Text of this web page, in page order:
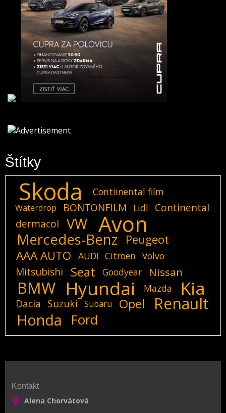
Štítky
Skoda Contiinental film
Waterdrop BONTONFILM Lidl
Continental
dermacol
VW Avon
Mercedes-Benz
Peugeot
AAA AUTO
AUDI Citroen Volvo
Mitsubishi Seat Goodyear Nissan
BMW Hyundai Mazda Kia
Dacia Suzuki Subaru Opel Renault
Honda Ford
Kontakt
Alena Chorvátová